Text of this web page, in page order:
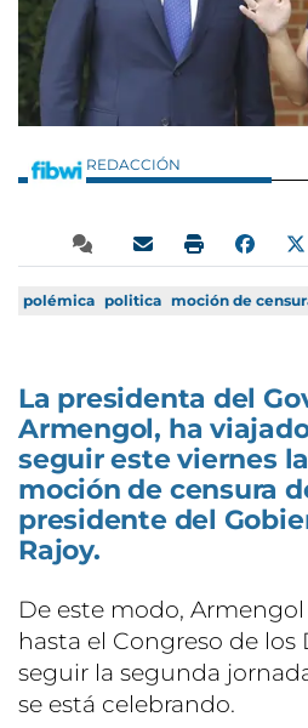
REDACCIÓN
polémica politica moción de
La presidenta del
Armengol, ha
seguir este viernes
moción de censura
presidente del
Rajoy.
De este modo,
hasta el Congreso de
seguir la segunda
se está celebrando.